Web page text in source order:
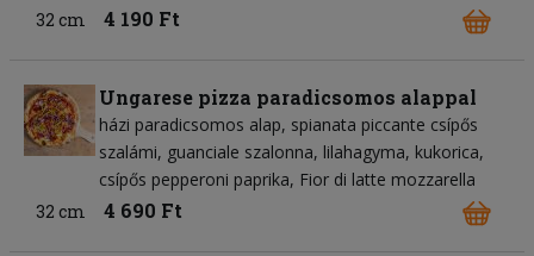
32 cm
4 190 Ft
Ungarese pizza paradicsomos alappal
házi paradicsomos alap spianata piccante csípős
szalámi guanciale szalonna lilahagyma kukorica
csípős pepperoni paprika Fior di latte mozzarella
32 cm
4 690 Ft